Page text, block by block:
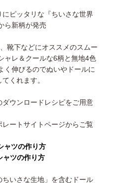
にピッタリな『ちいさな世界
ら新柄が発売
靴下などにオススメのスムー
ャレ＆クールな6柄と無地4色
く伸びるのでぬいやドールに
くれます。
ダウンロードレシピをご用意
ートサイトページからご覧
ツの作り方
ツの作り方
ちいさな生地」を含むドール